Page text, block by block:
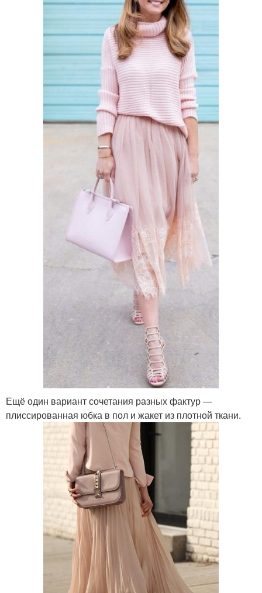
Ещё один вариант сочетания разных фактур —
плиссированная юбка в пол и жакет из плотной ткани.